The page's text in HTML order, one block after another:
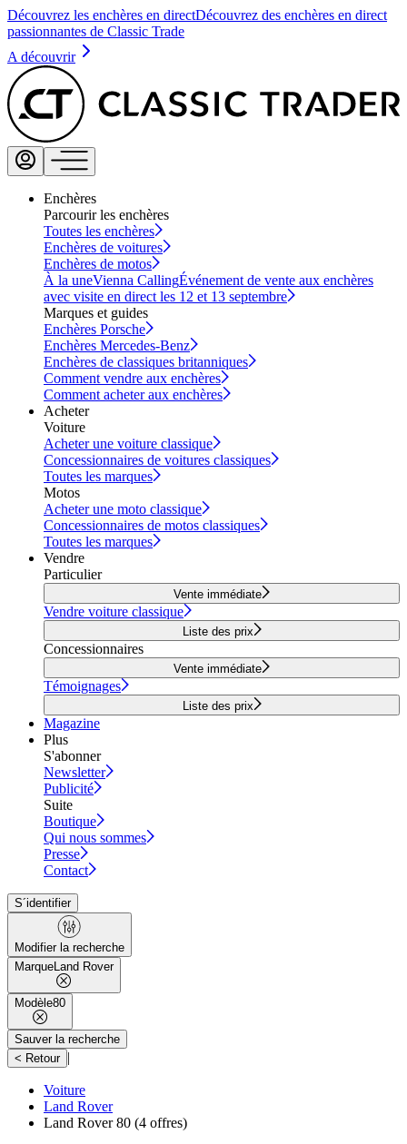
Découvrez les enchères en directDécouvrez des enchères en direct
passionnantes de Classic Trade
A découvrir
Enchères
Parcourir les enchères
Toutes les enchères
Enchères de voitures
Enchères de motos
À la uneVienna CallingÉvénement de vente aux enchères
avec visite en direct les 12 et 13 septembre
Marques et guides
Enchères Porsche
Enchères Mercedes-Benz
Enchères de classiques britanniques
Comment vendre aux enchères
Comment acheter aux enchères
Acheter
Voiture
Acheter une voiture classique
Concessionnaires de voitures classiques
Toutes les marques
Motos
Acheter une moto classique
Concessionnaires de motos classiques
Toutes les marques
Vendre
Particulier
Vente immédiate
Vendre voiture classique
Liste des prix
Concessionnaires
Vente immédiate
Témoignages
Liste des prix
Magazine
Plus
S'abonner
Newsletter
Publicité
Suite
Boutique
Qui nous sommes
Presse
Contact
S´identifier
Modifier la recherche
MarqueLand Rover
Modèle80
Sauver la recherche
< Retour |
Voiture
Land Rover
Land Rover 80 (4 offres)